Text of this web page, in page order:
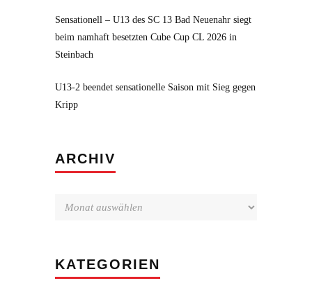
Sensationell – U13 des SC 13 Bad Neuenahr siegt
beim namhaft besetzten Cube Cup CL 2026 in
Steinbach
U13-2 beendet sensationelle Saison mit Sieg gegen
Kripp
ARCHIV
KATEGORIEN